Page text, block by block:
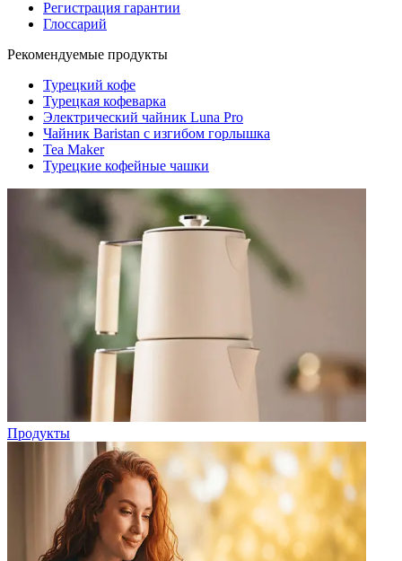
Регистрация гарантии
Глоссарий
Рекомендуемые продукты
Турецкий кофе
Турецкая кофеварка
Электрический чайник Luna Pro
Чайник Baristan с изгибом горлышка
Tea Maker
Турецкие кофейные чашки
Продукты